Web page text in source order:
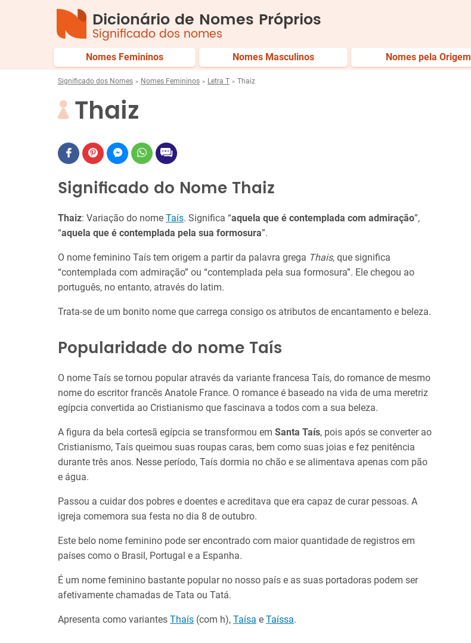
Dicionário de Nomes Próprios
Significado dos nomes
Nomes Femininos Nomes Masculinos Nomes pela Origem
Significado dos Nomes Nomes Femininos Letra T Thaiz
Thaiz
Significado do Nome Thaiz
Thaiz: Variação do nome Taís. Significa “aquela que é contemplada com admiração”,
“aquela que é contemplada pela sua formosura”.
O nome feminino Taís tem origem a partir da palavra grega Thais, que significa
“contemplada com admiração” ou “contemplada pela sua formosura”. Ele chegou ao
português, no entanto, através do latim.
Trata-se de um bonito nome que carrega consigo os atributos de encantamento e beleza.
Popularidade do nome Taís
O nome Taís se tornou popular através da variante francesa Taís, do romance de mesmo
nome do escritor francês Anatole France. O romance é baseado na vida de uma meretriz
egípcia convertida ao Cristianismo que fascinava a todos com a sua beleza.
A figura da bela cortesã egípcia se transformou em Santa Taís, pois após se converter ao
Cristianismo, Taís queimou suas roupas caras, bem como suas joias e fez penitência
durante três anos. Nesse período, Taís dormia no chão e se alimentava apenas com pão
e água.
Passou a cuidar dos pobres e doentes e acreditava que era capaz de curar pessoas. A
igreja comemora sua festa no dia 8 de outubro.
Este belo nome feminino pode ser encontrado com maior quantidade de registros em
países como o Brasil, Portugal e a Espanha.
É um nome feminino bastante popular no nosso país e as suas portadoras podem ser
afetivamente chamadas de Tata ou Tatá.
Apresenta como variantes Thaís (com h), Taísa e Taíssa.